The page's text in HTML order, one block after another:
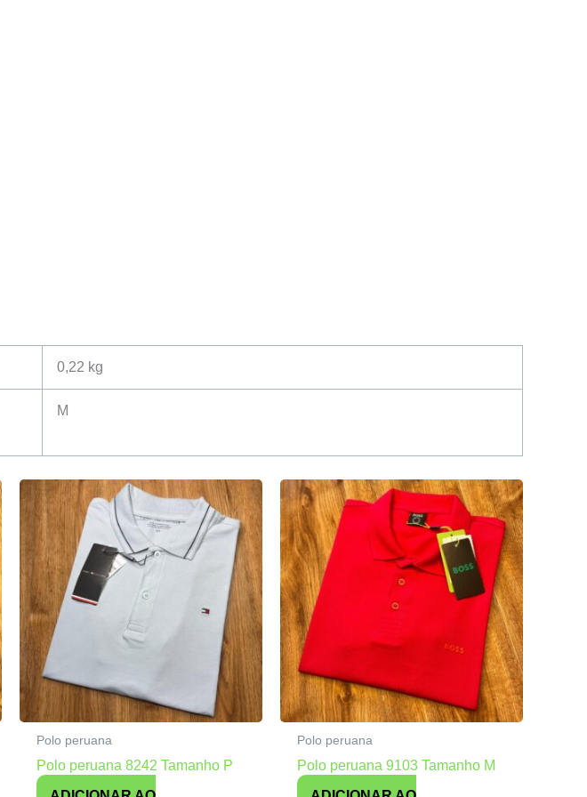
0,22 kg
M
Polo peruana
Polo peruana 8242 Tamanho P
Polo peruana
Polo peruana 9103 Tamanho M